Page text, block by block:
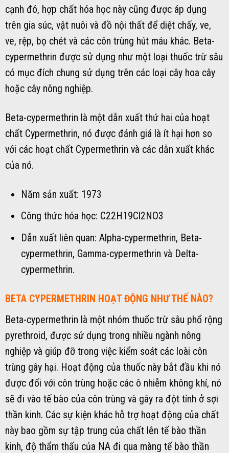
cạnh đó, hợp chất hóa học này cũng được áp dụng
trên gia súc, vật nuôi và đồ nội thất để diệt chấy, ve,
ve, rệp, bọ chét và các côn trùng hút máu khác. Beta-
cypermethrin được sử dụng như một loại thuốc trừ sâu
có mục đích chung sử dụng trên các loại cây hoa cây
hoặc cây nông nghiệp.
Beta-cypermethrin là một dẫn xuất thứ hai của hoạt
chất Cypermethrin, nó được đánh giá là ít hại hơn so
với các hoạt chất Cypermethrin và các dẫn xuất khác
của nó.
Năm sản xuất: 1973
Công thức hóa học: C22H19Cl2NO3
Dẫn xuất liên quan: Alpha-cypermethrin, Beta-
cypermethrin, Gamma-cypermethrin và Delta-
cypermethrin.
BETA CYPERMETHRIN HOẠT ĐỘNG NHƯ THẾ NÀO?
Beta-cypermethrin là một nhóm thuốc trừ sâu phổ rộng
pyrethroid, được sử dụng trong nhiều ngành nông
nghiệp và giúp đỡ trong việc kiểm soát các loài côn
trùng gây hại. Hoạt động của thuốc này bắt đầu khi nó
được đối với côn trùng hoặc các ô nhiễm không khí, nó
sẽ đi vào tế bào của côn trùng và gây ra đột tính ở sợi
thần kinh. Các sự kiện khác hỗ trợ hoạt động của chất
này bao gồm sự tập trung của chất lên tế bào thần
kinh, độ thẩm thấu của NA đi qua màng tế bào thần